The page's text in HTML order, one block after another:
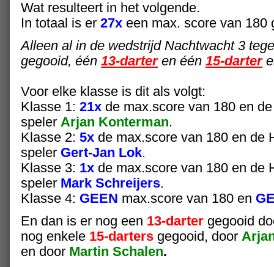
Wat resulteert in het volgende.
In totaal is er 27x een max. score van 180
Alleen al in de wedstrijd Nachtwacht 3
gegooid, één 13-darteren één 15-darter
Voor elke klasse is dit als volgt:
Klasse 1: 21x de max.score van 180 en
speler Arjan Konterman.
Klasse 2: 5x de max.score van 180 en de
speler Gert-Jan Lok.
Klasse 3: 1x de max.score van 180 en de
speler Mark Schreijers.
Klasse 4: GEEN max.score van 180 en
En dan is er nog een 13-darter gegooid
nog enkele 15-darters gegooid, door
en door Martin Schalen.